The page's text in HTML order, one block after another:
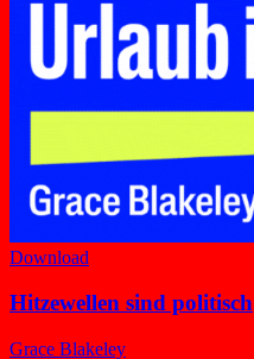
Download
Hitzewellen sind politisch
Grace Blakeley